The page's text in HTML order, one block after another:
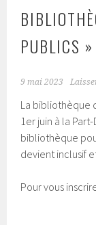
PUBLICS »
9 mai 2023
La bibliothèque
1er juin à la
bibliothèque
devient inclusif
Pour vous